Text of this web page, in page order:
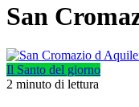
San
Il Santo del giorno
2 minuto di lettura